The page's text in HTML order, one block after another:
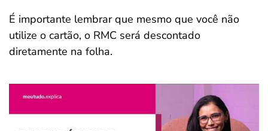
É importante lembrar que mesmo que você não
utilize o cartão, o RMC será descontado
diretamente na folha.